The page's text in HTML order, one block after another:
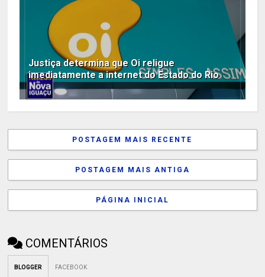
Justiça determina que Oi religue
imediatamente a internet do Estado do Rio
POSTAGEM MAIS RECENTE
POSTAGEM MAIS ANTIGA
PÁGINA INICIAL
COMENTÁRIOS
BLOGGER FACEBOOK